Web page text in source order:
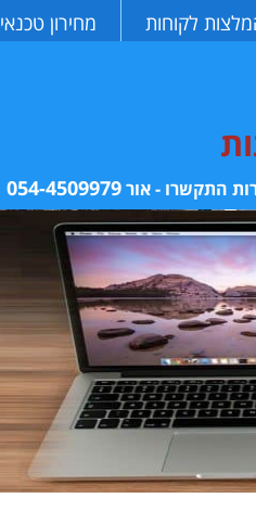
לקוחות מחירון טכנאי
התקשרו - אור054-4509979